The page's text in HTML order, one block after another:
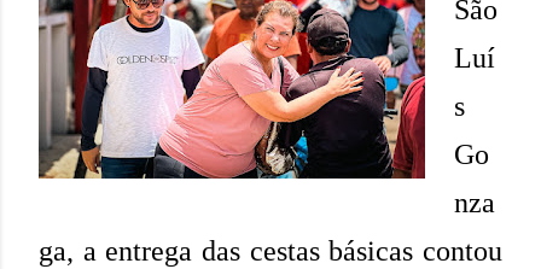
São
Luí
s
Go
nza
ga, a entrega das cestas básicas contou